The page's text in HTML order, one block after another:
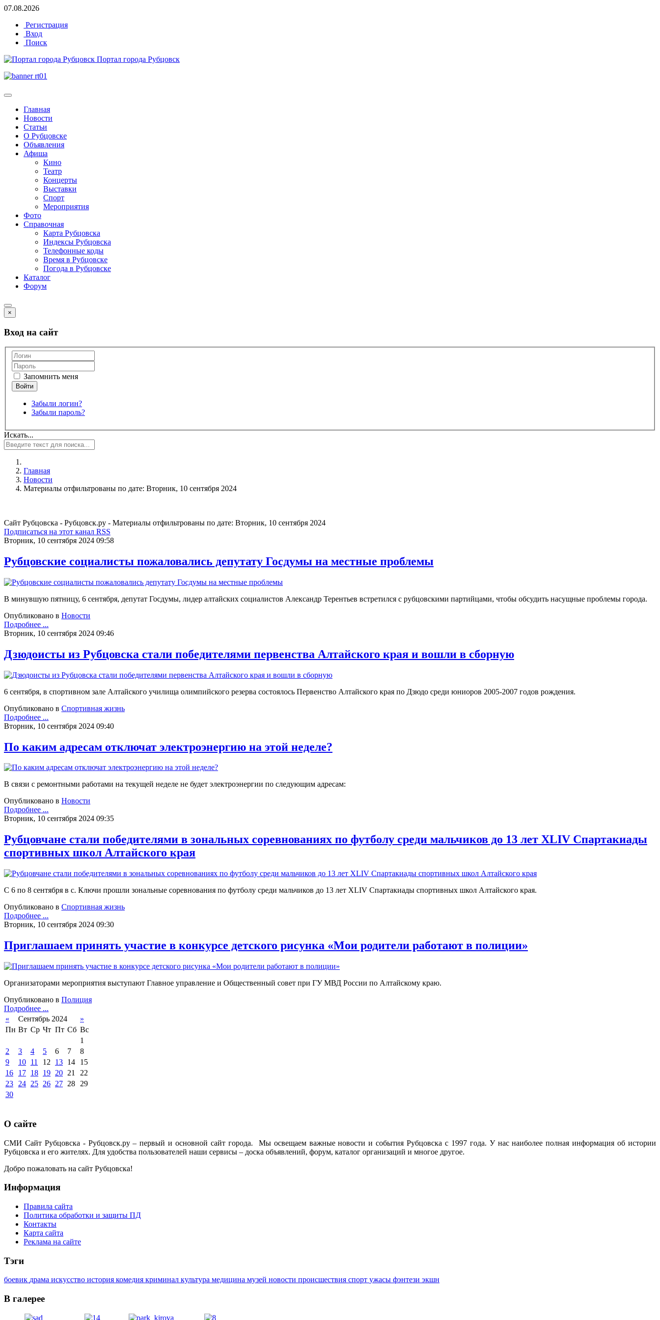
07.08.2026
Регистрация
Вход
Поиск
Портал города Рубцовск
Главная
Новости
Статьи
О Рубцовске
Объявления
Афиша
Кино
Театр
Концерты
Выставки
Спорт
Мероприятия
Фото
Справочная
Карта Рубцовска
Индексы Рубцовска
Телефонные коды
Время в Рубцовске
Погода в Рубцовске
Каталог
Форум
×
Вход на сайт
Запомнить меня
Забыли логин?
Забыли пароль?
Искать...
Главная
Новости
Материалы отфильтрованы по дате: Вторник, 10 сентября 2024
Сайт Рубцовска - Рубцовск.ру - Материалы отфильтрованы по дате: Вторник, 10 сентября 2024
Подписаться на этот канал RSS
Вторник, 10 сентября 2024 09:58
Рубцовские социалисты пожаловались депутату Госдумы на местные проблемы
В минувшую пятницу, 6 сентября, депутат Госдумы, лидер алтайских социалистов Александр Терентьев встретился с рубцовскими партийцами, чтобы обсудить насущные проблемы города.
Опубликовано в Новости
Подробнее ...
Вторник, 10 сентября 2024 09:46
Дзюдоисты из Рубцовска стали победителями первенства Алтайского края и вошли в сборную
6 сентября, в спортивном зале Алтайского училища олимпийского резерва состоялось Первенство Алтайского края по Дзюдо среди юниоров 2005-2007 годов рождения.
Опубликовано в Спортивная жизнь
Подробнее ...
Вторник, 10 сентября 2024 09:40
По каким адресам отключат электроэнергию на этой неделе?
В связи с ремонтными работами на текущей неделе не будет электроэнергии по следующим адресам:
Опубликовано в Новости
Подробнее ...
Вторник, 10 сентября 2024 09:35
Рубцовчане стали победителями в зональных соревнованиях по футболу среди мальчиков до 13 лет ХLIV Спартакиады
спортивных школ Алтайского края
С 6 по 8 сентября в с. Ключи прошли зональные соревнования по футболу среди мальчиков до 13 лет ХLIV Спартакиады спортивных школ Алтайского края.
Опубликовано в Спортивная жизнь
Подробнее ...
Вторник, 10 сентября 2024 09:30
Приглашаем принять участие в конкурсе детского рисунка «Мои родители работают в полиции»
Организаторами мероприятия выступают Главное управление и Общественный совет при ГУ МВД России по Алтайскому краю.
Опубликовано в Полиция
Подробнее ...
«
Сентябрь 2024
»
Пн Вт Ср Чт Пт Сб Вс
1
2
3 4 5 6 7
8
9
10 11 12 13 14
15
16
17 18 19 20 21
22
23
24 25 26 27 28
29
30
О сайте
СМИ Сайт Рубцовска - Рубцовск.ру – первый и основной сайт города. Мы освещаем важные новости и события Рубцовска с 1997 года. У нас наиболее полная информация об истории
Рубцовска и его жителях. Для удобства пользователей наши сервисы – доска объявлений, форум, каталог организаций и многое другое.
Добро пожаловать на сайт Рубцовска!
Информация
Правила сайта
Политика обработки и защиты ПД
Контакты
Карта сайта
Реклама на сайте
Тэги
боевик драма искусство история комедия криминал культура медицина музей новости происшествия спорт ужасы фэнтези экшн
В галерее